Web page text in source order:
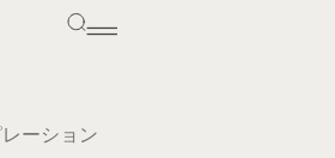
ーション